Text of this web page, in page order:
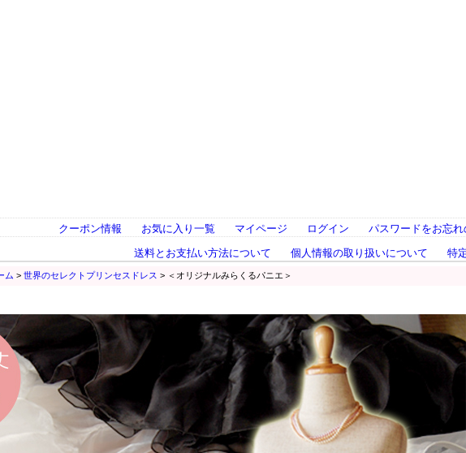
クーポン情報 お気に入り一覧 マイページ ログイン
パスワードをお忘れ
送料とお支払い方法について
個人情報の取り扱いについて 特
ム > 世界のセレクトプリンセスドレス > ＜オリジナルみらくるパニエ＞